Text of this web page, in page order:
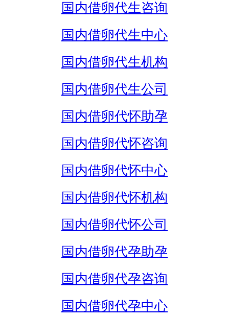
国内借卵代生咨询
国内借卵代生中心
国内借卵代生机构
国内借卵代生公司
国内借卵代怀助孕
国内借卵代怀咨询
国内借卵代怀中心
国内借卵代怀机构
国内借卵代怀公司
国内借卵代孕助孕
国内借卵代孕咨询
国内借卵代孕中心